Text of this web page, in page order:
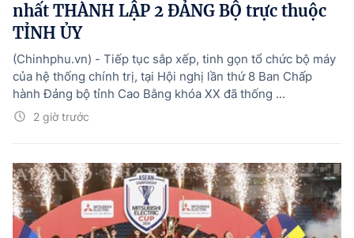
nhất THÀNH LẬP 2 ĐẢNG BỘ trực thuộc
TỈNH ỦY
2 giờ trước
(Chinhphu.vn) - Tiếp tục sắp xếp, tinh gọn tổ chức bộ máy
của hệ thống chính trị, tại Hội nghị lần thứ 8 Ban Chấp
hành Đảng bộ tỉnh Cao Bằng khóa XX đã thống ...